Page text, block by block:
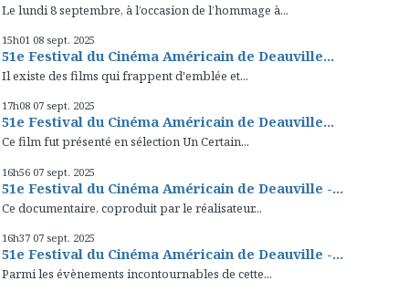
Le lundi 8 septembre, à l’occasion de l’hommage à...
15h01 08 sept. 2025
51e Festival du Cinéma Américain de Deauville...
Il existe des films qui frappent d'emblée et...
17h08 07 sept. 2025
51e Festival du Cinéma Américain de Deauville...
Ce film fut présenté en sélection Un Certain...
16h56 07 sept. 2025
51e Festival du Cinéma Américain de Deauville -...
Ce documentaire, coproduit par le réalisateur...
16h37 07 sept. 2025
51e Festival du Cinéma Américain de Deauville -...
Parmi les évènements incontournables de cette...